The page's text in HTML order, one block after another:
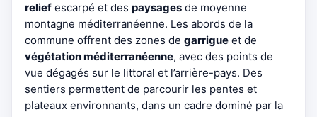
relief escarpé et des paysages de moyenne
montagne méditerranéenne. Les abords de la
commune offrent des zones de garrigue et de
végétation méditerranéenne, avec des points de
vue dégagés sur le littoral et l’arrière-pays. Des
sentiers permettent de parcourir les pentes et
plateaux environnants, dans un cadre dominé par la